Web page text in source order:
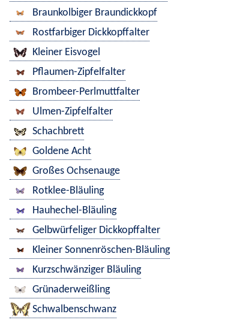
Braunkolbiger Braundickkopf
Rostfarbiger Dickkopffalter
Kleiner Eisvogel
Pflaumen-Zipfelfalter
Brombeer-Perlmuttfalter
Ulmen-Zipfelfalter
Schachbrett
Goldene Acht
Großes Ochsenauge
Rotklee-Bläuling
Hauhechel-Bläuling
Gelbwürfeliger Dickkopffalter
Kleiner Sonnenröschen-Bläuling
Kurzschwänziger Bläuling
Grünaderweißling
Schwalbenschwanz